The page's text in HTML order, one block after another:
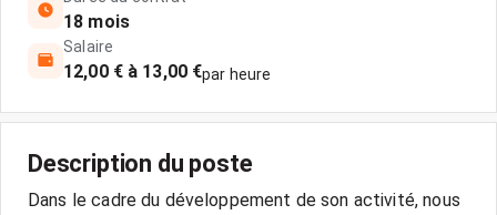
18 mois
Salaire
12,00 € à 13,00 €par heure
Description du poste
Dans le cadre du développement de son activité, nous